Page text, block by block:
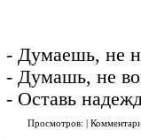
- Думаешь, не
- Думашь, не
- Оставь
Просмотров: |